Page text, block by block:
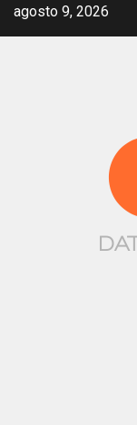
Saltar
agosto 9, 2026